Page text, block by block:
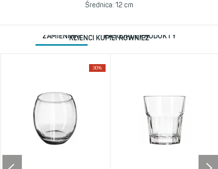
Średnica: 12 cm
ZAMIENNIKI PASUJĄCE PRODUKTY
KLIENCI KUPILI RÓWNIEŻ
30%